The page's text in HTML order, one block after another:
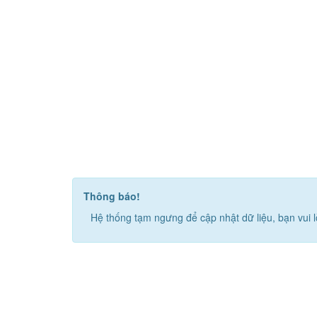
Thông báo!
Hệ thống tạm ngưng để cập nhật dữ liệu, bạn vui